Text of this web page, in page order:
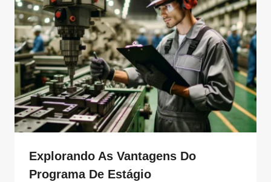
Explorando As Vantagens Do
Programa De Estágio